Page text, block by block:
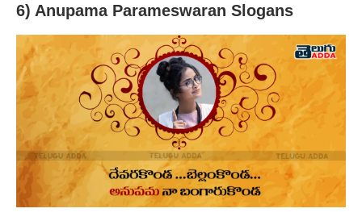
6) Anupama Parameswaran Slogans